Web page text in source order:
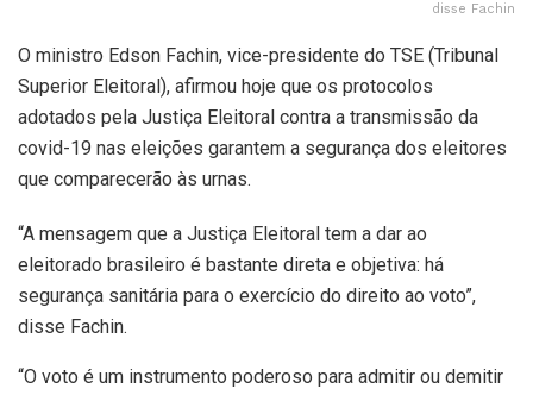
disse Fachin
O ministro Edson Fachin, vice-presidente do TSE (Tribunal
Superior Eleitoral), afirmou hoje que os protocolos
adotados pela Justiça Eleitoral contra a transmissão da
covid-19 nas eleições garantem a segurança dos eleitores
que comparecerão às urnas.
“A mensagem que a Justiça Eleitoral tem a dar ao
eleitorado brasileiro é bastante direta e objetiva: há
segurança sanitária para o exercício do direito ao voto”,
disse Fachin.
“O voto é um instrumento poderoso para admitir ou demitir